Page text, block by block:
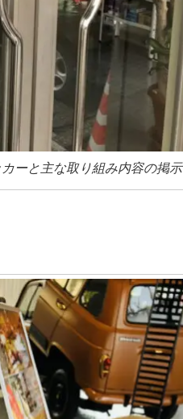
ーと主な取り組み内容の掲示